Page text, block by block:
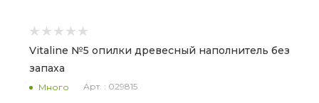
Vitaline №5 опилки древесный наполнитель без
запаха
Много Арт. : 029815